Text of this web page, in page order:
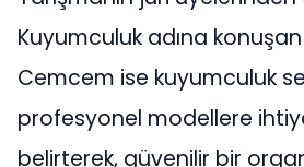
Kuyumculuk adına
Cemcem ise kuyumculuk
profesyonel modellere
belirterek, güvenilir bir